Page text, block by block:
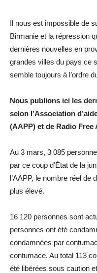
Il nous est impossible de
Birmanie et la répression
dernières nouvelles en
grandes villes du pays ce
semble toujours à l’ordre
Nous publions ici les
selon l’Association
(AAPP) et de Radio Free
Au 3 mars, 3 085
par ce coup d’État de la
l’AAPP, le nombre réel de
plus élevé.
16 120 personnes sont
personnes ont été
condamnées par
contumace. Au total 113
été libérées sous caution